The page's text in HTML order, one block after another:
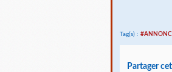
Tag(s) :
Partager